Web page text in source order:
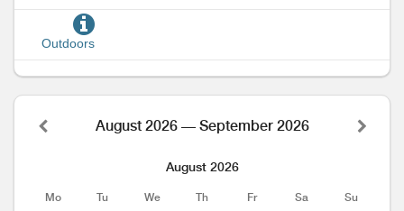
Outdoors
August 2026 — September 2026
August 2026
Mo Tu We Th Fr Sa Su